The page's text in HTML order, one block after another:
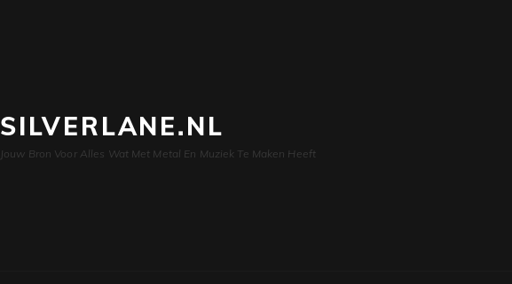
SILVERLANE.NL
Jouw Bron Voor Alles Wat Met Metal En Muziek Te Maken Heeft